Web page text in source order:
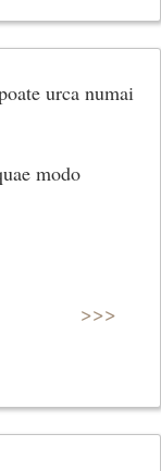
urca numai
modo
>>>